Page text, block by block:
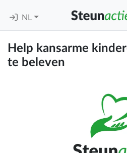
NL
Help kansarme
te beleven